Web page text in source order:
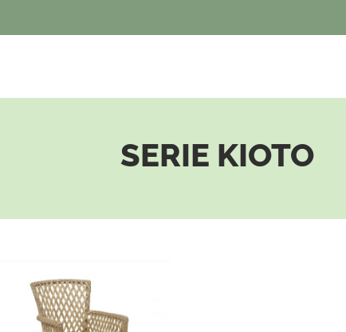
SERIE KIOTO